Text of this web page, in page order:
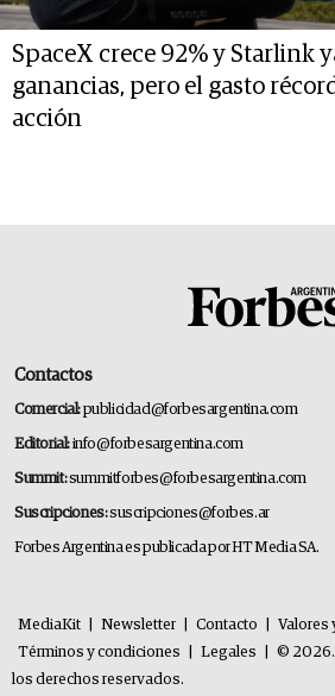
SpaceX crece 92% y Starlink
ganancias, pero el gasto
acción
Contactos
Comercial:publicidad@forbesargentina.com
Editorial:info@forbesargentina.com
Summit:summitforbes@forbesargentina.com
Suscripciones:suscripciones@forbes.ar
Forbes Argentina es publicada por HT Media SA.
MediaKit Newsletter Contacto Valores
Términos y condiciones
Legales
© 2026.
los derechos reservados.